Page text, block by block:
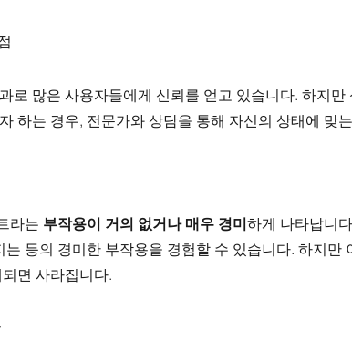
로 많은 사용자들에게 신뢰를 얻고 있습니다. 하지만
하는 경우, 전문가와 상담을 통해 자신의 상태에 맞
라는 부작용이 거의 없거나 매우 경미하게 나타납니
등의 경미한 부작용을 경험할 수 있습니다. 하지만
면 사라집니다.